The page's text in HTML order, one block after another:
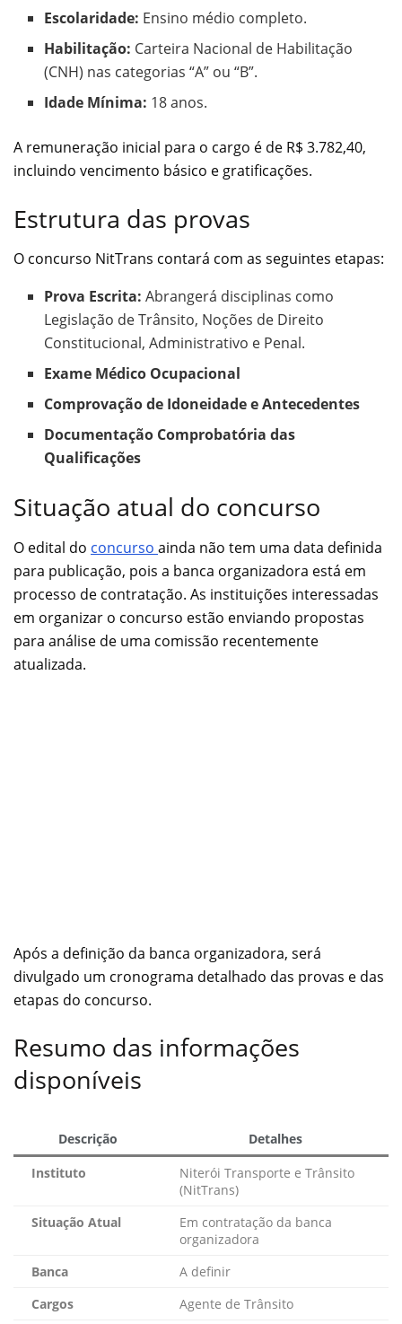
Escolaridade: Ensino médio completo.
Habilitação: Carteira Nacional de Habilitação
(CNH) nas categorias “A” ou “B”.
Idade Mínima: 18 anos.
A remuneração inicial para o cargo é de R$ 3.782,40,
incluindo vencimento básico e gratificações.
Estrutura das provas
O concurso NitTrans contará com as seguintes etapas:
Prova Escrita: Abrangerá disciplinas como
Legislação de Trânsito, Noções de Direito
Constitucional, Administrativo e Penal.
Exame Médico Ocupacional
Comprovação de Idoneidade e Antecedentes
Documentação Comprobatória das
Qualificações
Situação atual do concurso
O edital do concurso ainda não tem uma data definida
para publicação, pois a banca organizadora está em
processo de contratação. As instituições interessadas
em organizar o concurso estão enviando propostas
para análise de uma comissão recentemente
atualizada.
Após a definição da banca organizadora, será
divulgado um cronograma detalhado das provas e das
etapas do concurso.
Resumo das informações
disponíveis
Descrição
Detalhes
Instituto
Niterói Transporte e Trânsito
(NitTrans)
Situação Atual
Em contratação da banca
organizadora
Banca
A definir
Cargos
Agente de Trânsito